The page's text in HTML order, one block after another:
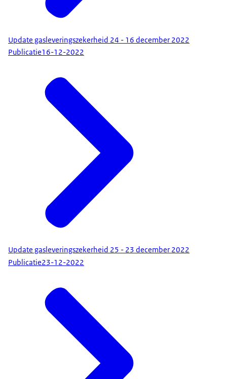
Update gasleveringszekerheid 24 - 16 december 2022
Publicatie16-12-2022
Update gasleveringszekerheid 25 - 23 december 2022
Publicatie23-12-2022